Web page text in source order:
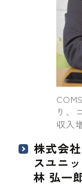
り、
収入
株式会
スユニ
林 弘一